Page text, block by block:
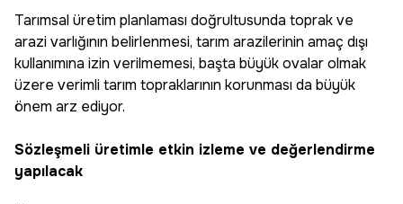
Tarımsal üretim planlaması doğrultusunda toprak ve
arazi varlığının belirlenmesi, tarım arazilerinin amaç dışı
kullanımına izin verilmemesi, başta büyük ovalar olmak
üzere verimli tarım topraklarının korunması da büyük
önem arz ediyor.
Sözleşmeli üretimle etkin izleme ve değerlendirme
yapılacak